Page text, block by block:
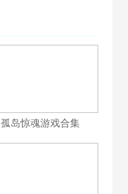
孤岛惊魂游戏合集